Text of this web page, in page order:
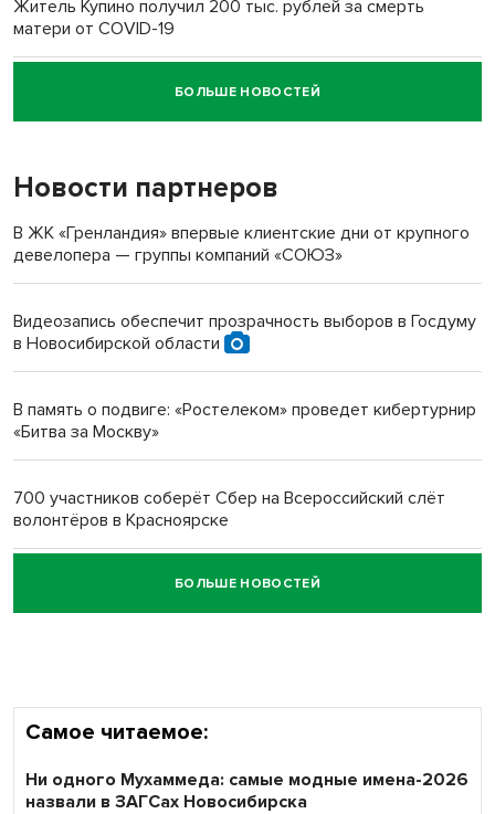
Житель Купино получил 200 тыс. рублей за смерть
матери от COVID-19
Новосибирский суд наказал водителя за смерть
пенсионерки на вокзале
«Мы живём на пастбище!»: в новосибирском селе лошади
терроризируют жителей
Новосибирский преподаватель с женой вошли в топ-16
БОЛЬШЕ НОВОСТЕЙ
Новости партнеров
В ЖК «Гренландия» впервые клиентские дни от крупного
девелопера — группы компаний «СОЮЗ»
Видеозапись обеспечит прозрачность выборов в Госдуму
в Новосибирской области
В память о подвиге: «Ростелеком» проведет кибертурнир
«Битва за Москву»
700 участников соберёт Сбер на Всероссийский слёт
волонтёров в Красноярске
Честный выбор: видеонаблюдение обеспечит
объективность результатов ЕДГ в Новосибирской
БОЛЬШЕ НОВОСТЕЙ
Самое читаемое:
Ни одного Мухаммеда: самые модные имена-2026
назвали в ЗАГСах Новосибирска